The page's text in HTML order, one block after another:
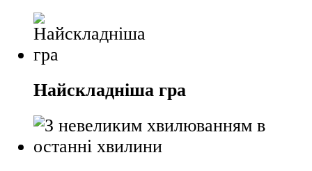
Найскладніша гра